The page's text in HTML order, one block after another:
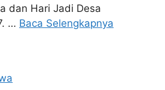
dan Hari Jadi Desa
… Baca Selengkapnya